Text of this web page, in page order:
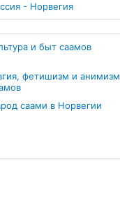
- Норвегия
и быт саамов
фетишизм и анимизм
саами в Норвегии